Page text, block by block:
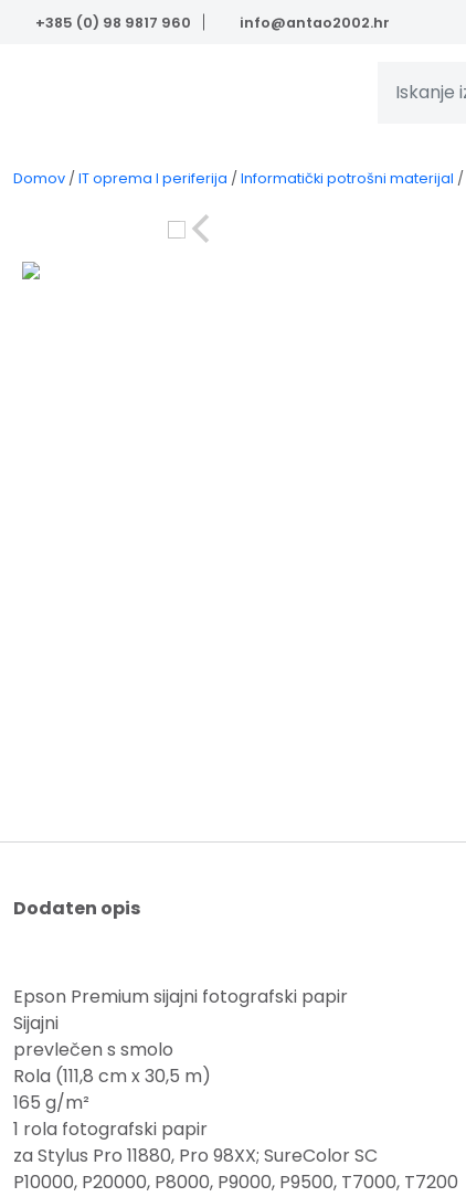
Skip to main content
+385 (0) 98 9817 960 info@antao2002.hr
Domov / IT oprema I periferija / Informatički potrošni materijal /
Dodaten opis
Epson Premium sijajni fotografski papir
Sijajni
prevlečen s smolo
Rola (111,8 cm x 30,5 m)
165 g/m²
1 rola fotografski papir
za Stylus Pro 11880, Pro 98XX; SureColor SC
P10000, P20000, P8000, P9000, P9500, T7000, T7200